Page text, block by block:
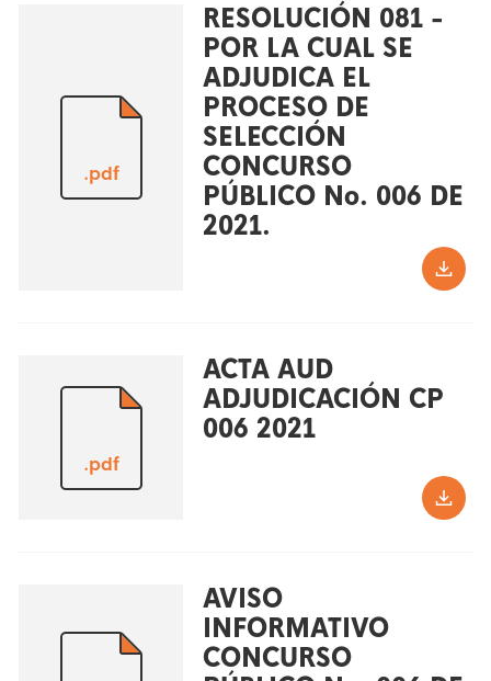
.pdf
RESOLUCIÓN 081 -
POR LA CUAL SE
ADJUDICA EL
PROCESO DE
SELECCIÓN
CONCURSO
PÚBLICO No. 006 DE
2021.
.pdf
ACTA AUD
ADJUDICACIÓN CP
006 2021
AVISO
INFORMATIVO
CONCURSO